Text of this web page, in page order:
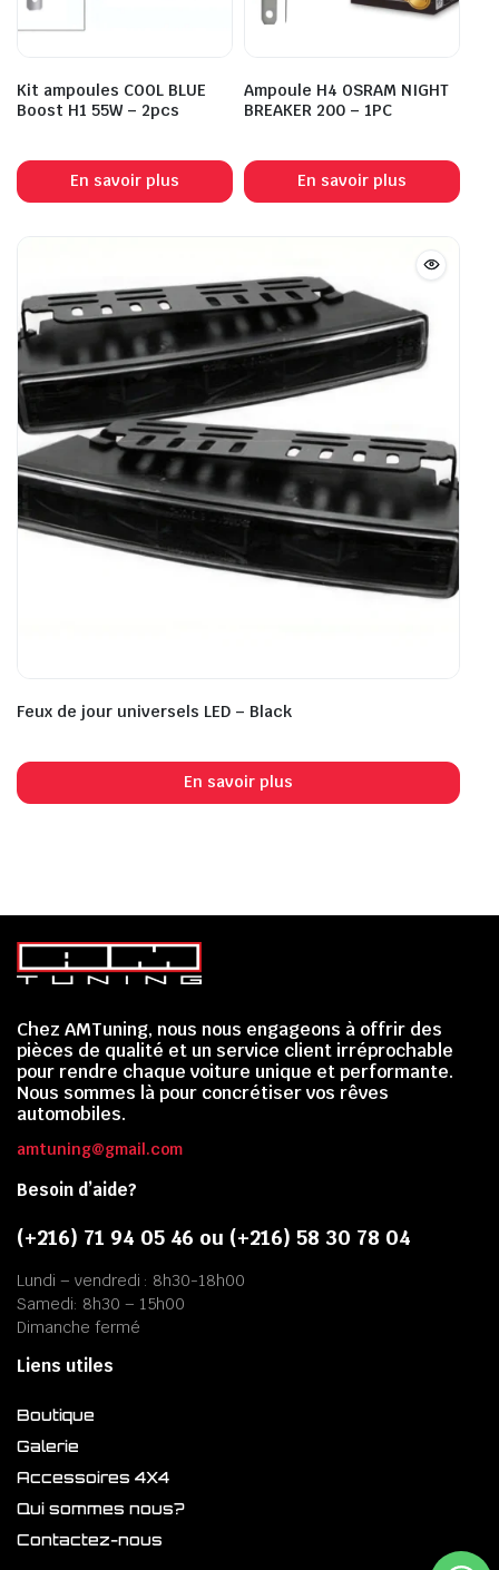
Kit ampoules COOL BLUE
Boost H1 55W – 2pcs
En savoir plus
Ampoule H4 OSRAM NIGHT
BREAKER 200 – 1PC
En savoir plus
Feux de jour universels LED – Black
En savoir plus
Chez AMTuning, nous nous engageons à offrir des
pièces de qualité et un service client irréprochable
pour rendre chaque voiture unique et performante.
Nous sommes là pour concrétiser vos rêves
automobiles.
amtuning@gmail.com
Besoin d’aide?
(+216) 71 94 05 46 ou (+216) 58 30 78 04
Lundi – vendredi : 8h30-18h00
Samedi: 8h30 – 15h00
Dimanche fermé
Liens utiles
Boutique
Galerie
Accessoires 4X4
Qui sommes nous?
Contactez-nous